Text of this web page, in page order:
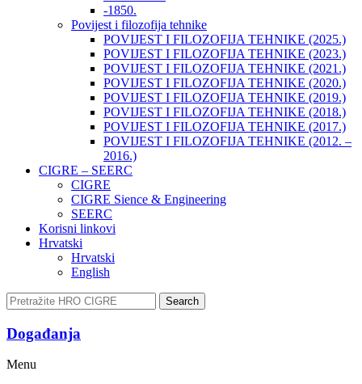
-1850.
Povijest i filozofija tehnike
POVIJEST I FILOZOFIJA TEHNIKE (2025.)
POVIJEST I FILOZOFIJA TEHNIKE (2023.)
POVIJEST I FILOZOFIJA TEHNIKE (2021.)
POVIJEST I FILOZOFIJA TEHNIKE (2020.)
POVIJEST I FILOZOFIJA TEHNIKE (2019.)
POVIJEST I FILOZOFIJA TEHNIKE (2018.)
POVIJEST I FILOZOFIJA TEHNIKE (2017.)
POVIJEST I FILOZOFIJA TEHNIKE (2012. –
2016.)
CIGRE – SEERC
CIGRE
CIGRE Sience & Engineering
SEERC
Korisni linkovi
Hrvatski
Hrvatski
English
Search
Događanja​
Menu